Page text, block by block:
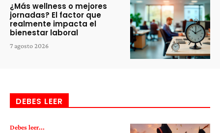
¿Más wellness o mejores
jornadas? El factor que
realmente impacta el
bienestar laboral
7 agosto 2026
DEBES LEER
Debes leer...